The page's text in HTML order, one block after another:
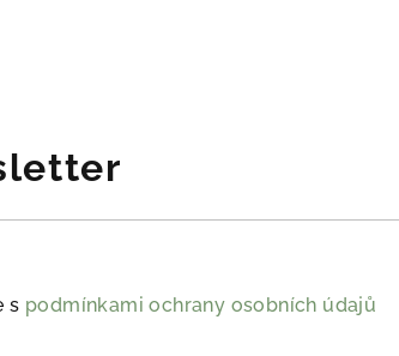
s podmínkami ochrany osobních údajů